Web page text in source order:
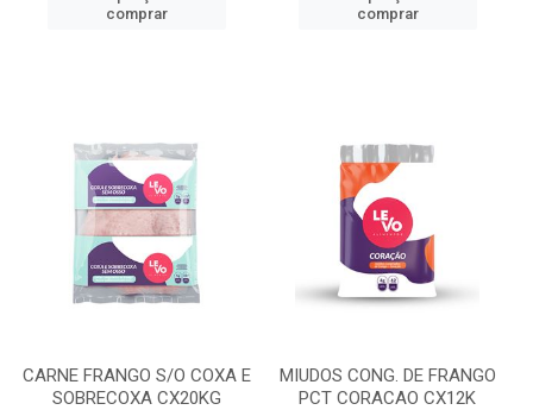
comprar
comprar
CARNE FRANGO S/O COXA E
SOBRECOXA CX20KG
MIUDOS CONG. DE FRANGO
PCT CORACAO CX12K